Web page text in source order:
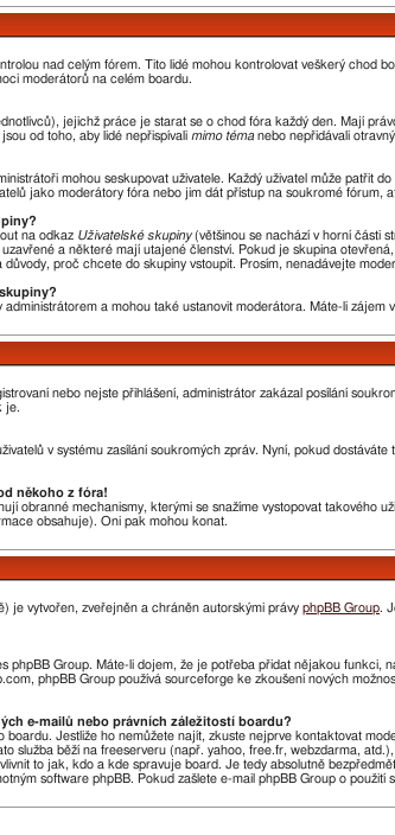
nad celým fórem. Tito lidé mohou kontrolovat veškerý chod
moderátorů na celém boardu.
jejichž práce je starat se o chod fóra každý den. Mají
od toho, aby lidé nepřispívali mimo témanebo nepřidávali
mohou seskupovat uživatele. Každý uživatel může patřit
jako moderátory fóra nebo jim dát přístup na soukromé fórum,
na odkaz Uživatelské skupiny(většinou se nachází v horní části
a některé mají utajené členství. Pokud je skupina
důvody, proč chcete do skupiny vstoupit. Prosím, nenadávejte
administrátorem a mohou také ustanovit moderátora. Máte-li
nebo nejste přihlášení, administrátor zakázal posílání
je.
v systému zasílání soukromých zpráv. Nyní, pokud
někoho z fóra!
obranné mechanismy, kterými se snažíme vystopovat takového
obsahuje). Oni pak mohou konat.
je vytvořen, zveřejněn a chráněn autorskými právy phpBB Group.
phpBB Group. Máte-li dojem, že je potřeba přidat nějakou funkci,
phpBB Group používá sourceforge ke zkoušení nových
e-mailů nebo právních záležitostí boardu?
boardu. Jestliže ho nemůžete najít, zkuste nejprve kontaktovat
služba běží na freeserveru (např. yahoo, free.fr, webzdarma,
to jak, kdo a kde spravuje board. Je tedy absolutně
software phpBB. Pokud zašlete e-mail phpBB Group o